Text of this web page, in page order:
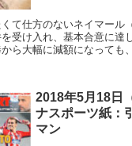
て仕方のないネイマール
受け入れ、基本合意に達
ら大幅に減額になっても
で失った笑顔を取り戻した
2018年5月18日
ナスポーツ紙：
マン